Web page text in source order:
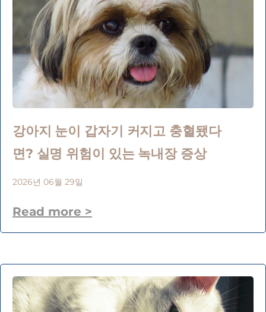
강아지 눈이 갑자기 커지고 충혈됐다
면? 실명 위험이 있는 녹내장 증상
2026년 06월 29일
Read more >